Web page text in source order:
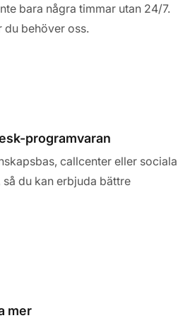
bara några timmar utan 24/7.
behöver oss.
programvaran
callcenter eller sociala
du kan erbjuda bättre
mer